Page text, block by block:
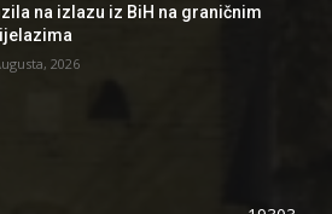
na izlazu iz BiH na graničnim
2026